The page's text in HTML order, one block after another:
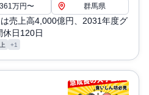
361万円〜 群馬県
売上高4,000億円、2031年度グ
休日120日
+1